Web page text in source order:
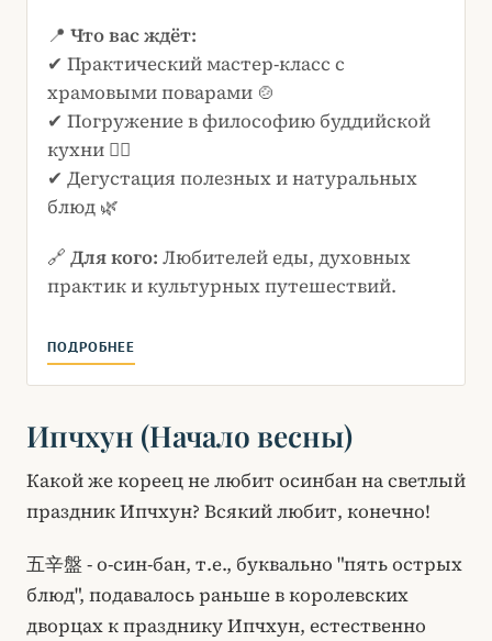
📍 Что вас ждёт:
✔ Практический мастер-класс с
храмовыми поварами 🍲
✔ Погружение в философию буддийской
кухни 🧘‍♂️
✔ Дегустация полезных и натуральных
блюд 🌿
🔗 Для кого: Любителей еды, духовных
практик и культурных путешествий.
ПОДРОБНЕЕ
Ипчхун (Начало весны)
Какой же кореец не любит осинбан на светлый
праздник Ипчхун? Всякий любит, конечно!
五辛盤 - о-син-бан, т.е., буквально "пять острых
блюд", подавалось раньше в королевских
дворцах к празднику Ипчхун, естественно